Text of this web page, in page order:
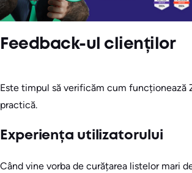
Feedback-ul clienților
Este timpul să verificăm cum funcționează
practică.
Experiența utilizatorului
Când vine vorba de curățarea listelor mari